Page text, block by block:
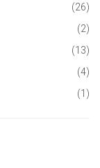
(26)
(2)
(13)
(4)
(1)